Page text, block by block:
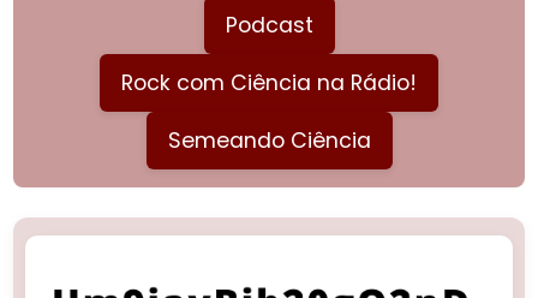
Podcast
Rock com Ciência na Rádio!
Semeando Ciência